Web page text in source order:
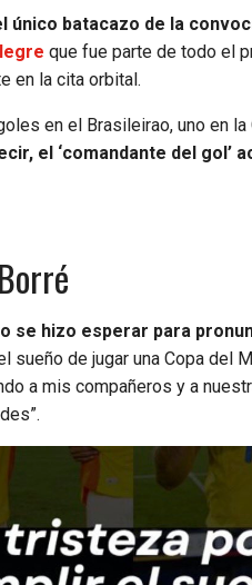
único batacazo de la
que fue parte de todo el
en la cita orbital.
en el Brasileirao, uno en
el ‘comandante del gol’
se hizo esperar para
sueño de jugar una Copa del
a mis compañeros y a